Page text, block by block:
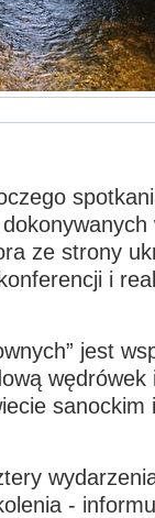
ze strony
i
jest
wędrówek
sanockim
-